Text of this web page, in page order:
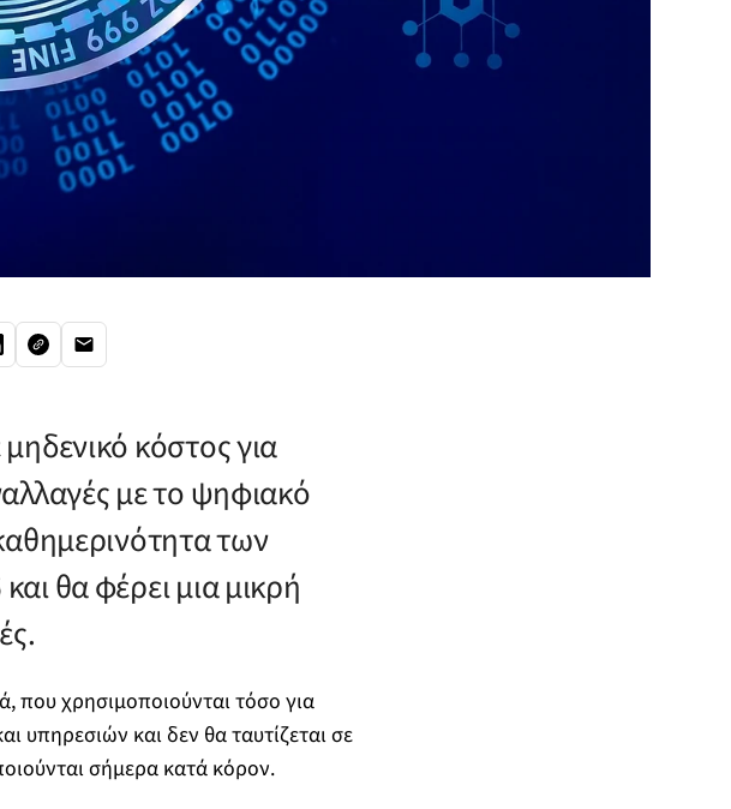
κόστος για
με το ψηφιακό
των
θα φέρει μια μικρή
που χρησιμοποιούνται τόσο για
υπηρεσιών και δεν θα ταυτίζεται σε
σήμερα κατά κόρον.